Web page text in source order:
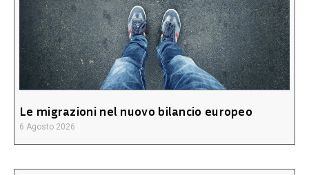
Le migrazioni nel nuovo bilancio europeo
6 Agosto 2026